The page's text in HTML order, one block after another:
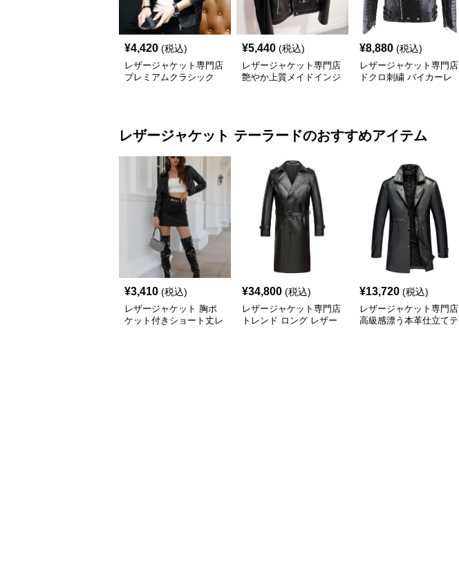
¥4,420 (税込)
レザージャケット専門店
プレミアムクラシック
¥5,440 (税込)
レザージャケット専門店
艶やか上質メイドインジ
¥8,880 (税込)
レザージャケット専門店
ドクロ刺繍 バイカーレ
レザージャケット テーラードのおすすめアイテム
¥3,410 (税込)
レザージャケット 胸ポ
ケット付きショート丈レ
¥34,800 (税込)
レザージャケット専門店
トレンド ロング レザー
¥13,720 (税込)
レザージャケット専門店
高級感漂う本革仕立てテ